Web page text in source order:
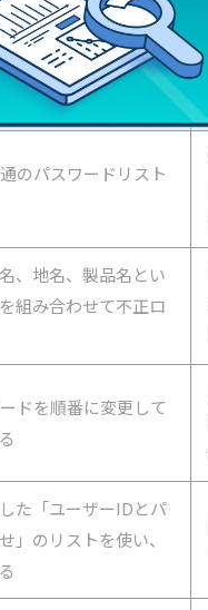
。
のパスワードリスト
、地名、製品名とい
組み合わせて不正ロ
ドを順番に変更して
た「ユーザーIDとパ
」のリストを使い、